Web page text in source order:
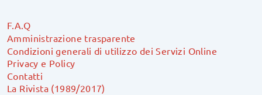
F.A.Q
Amministrazione trasparente
Condizioni generali di utilizzo dei Servizi Online
Privacy e Policy
Contatti
La Rivista (1989/2017)